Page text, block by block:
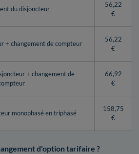
du disjoncteur
56,22
€
+ changement de compteur
56,22
€
+ changement de
66,92
€
monophasé en triphasé
158,75
€
d'option tarifaire ?